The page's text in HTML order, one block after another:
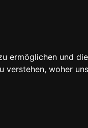
ermöglichen und
verstehen, woher